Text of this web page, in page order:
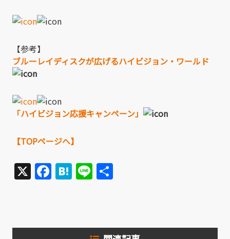
【参考】
ブルーレイディスクが広げるハイビジョン・ワールド
「ハイビジョン応援キャンペーン」
【TOPページへ】
X Facebook
Hatena
Line